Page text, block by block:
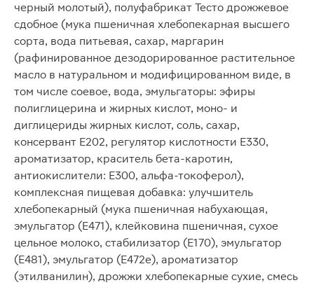
черный молотый), полуфабрикат Тесто дрожжевое
сдобное (мука пшеничная хлебопекарная высшего
сорта, вода питьевая, сахар, маргарин
(рафинированное дезодорированное растительное
масло в натуральном и модифицированном виде, в
том числе соевое, вода, эмульгаторы: эфиры
полиглицерина и жирных кислот, моно- и
диглицериды жирных кислот, соль, сахар,
консервант Е202, регулятор кислотности Е330,
ароматизатор, краситель бета-каротин,
антиокислители: Е300, альфа-токоферол),
комплексная пищевая добавка: улучшитель
хлебопекарный (мука пшеничная набухающая,
эмульгатор (Е471), клейковина пшеничная, сухое
цельное молоко, стабилизатор (Е170), эмульгатор
(Е481), эмульгатор (Е472е), ароматизатор
(этилванилин), дрожжи хлебопекарные сухие, смесь